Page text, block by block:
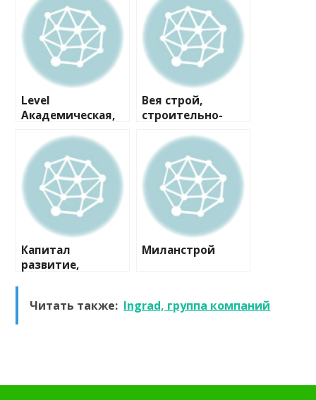
Level
Академическая,
Вея строй,
строительно-
компания
Капитал
развитие,
Миланстрой
Читать также: Ingrad, группа компаний